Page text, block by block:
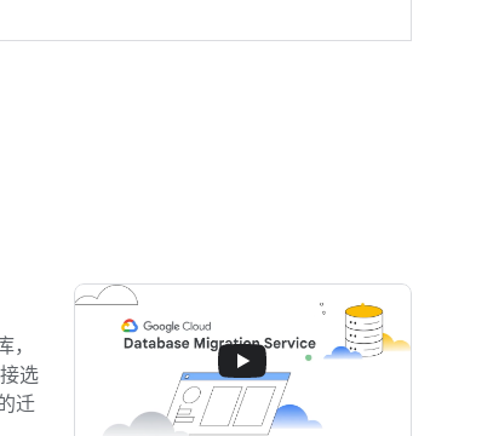
选
迁